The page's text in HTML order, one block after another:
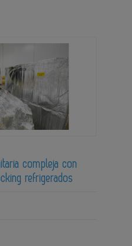
compleja con
refrigerados